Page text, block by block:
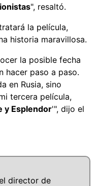
", resaltó.
la película,
historia maravillosa.
la posible fecha
hacer paso a paso.
en Rusia, sino
tercera película,
y Esplendor'", dijo el
director de